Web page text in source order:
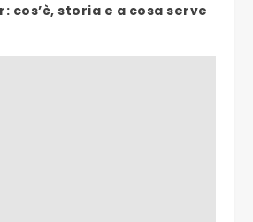
cos’è, storia e a cosa serve